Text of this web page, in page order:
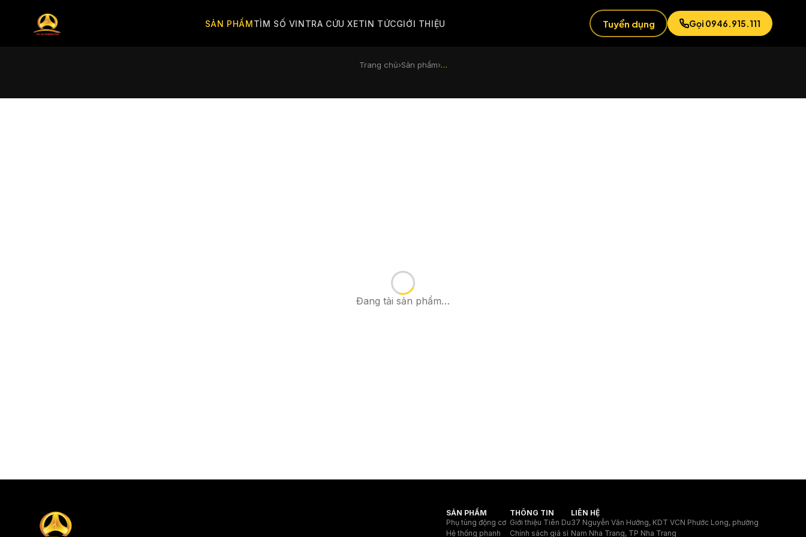
SẢN PHẨMTÌM SỐ VINTRA CỨU XETIN TỨCGIỚI THIỆU Tuyển dụng Gọi 0946.915.111
Trang chủ›Sản phẩm›…
Đang tải sản phẩm…
SẢN PHẨM
Phụ tùng động cơ
Hệ thống phanh
THÔNG TIN
Giới thiệu Tiên Du
Chính sách giá sỉ
LIÊN HỆ
37 Nguyễn Văn Hưởng, KDT VCN Phước Long, phường
Nam Nha Trang, TP Nha Trang